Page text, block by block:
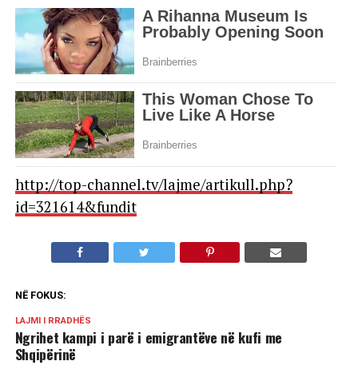
http://top-channel.tv/lajme/artikull.php?
id=321614&fundit
NË FOKUS:
LAJMI I RRADHËS
Ngrihet kampi i parë i emigrantëve në kufi me
Shqipërinë